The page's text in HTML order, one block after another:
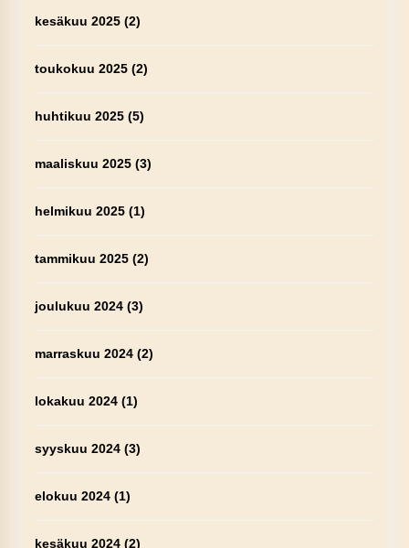
kesäkuu 2025(2)
toukokuu 2025(2)
huhtikuu 2025(5)
maaliskuu 2025(3)
helmikuu 2025(1)
tammikuu 2025(2)
joulukuu 2024(3)
marraskuu 2024(2)
lokakuu 2024(1)
syyskuu 2024(3)
elokuu 2024(1)
kesäkuu 2024(2)